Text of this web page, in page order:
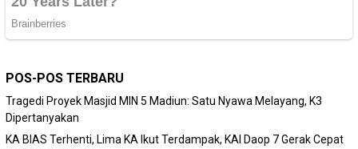
POS-POS TERBARU
Tragedi Proyek Masjid MIN 5 Madiun: Satu Nyawa Melayang, K3
Dipertanyakan
KA BIAS Terhenti, Lima KA Ikut Terdampak, KAI Daop 7 Gerak Cepat